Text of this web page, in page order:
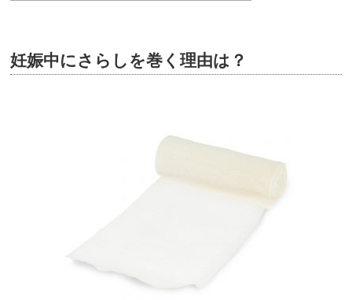
妊娠中にさらしを巻く理由は？